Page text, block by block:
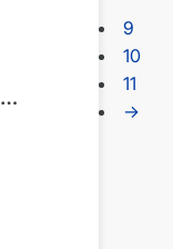
9
10
11
→